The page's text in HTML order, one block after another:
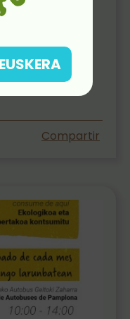
AJO
Compartir
EUSKERA